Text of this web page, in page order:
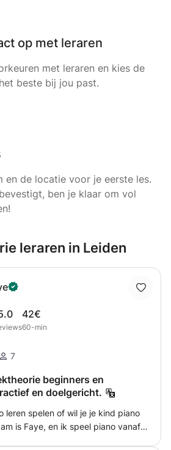
op met leraren
met leraren en kies de
beste bij jou past.
en de locatie voor je eerste les.
ben je klaar om vol
leraren in Leiden
42€
60-min
7
beginners en
en doelgericht.
leren spelen of wil je je kind piano
is Faye, en ik speel piano vanaf